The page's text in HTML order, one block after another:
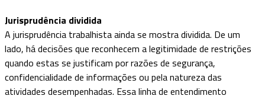
Jurisprudência dividida
A jurisprudência trabalhista ainda se mostra dividida. De um
lado, há decisões que reconhecem a legitimidade de restrições
quando estas se justificam por razões de segurança,
confidencialidade de informações ou pela natureza das
atividades desempenhadas. Essa linha de entendimento